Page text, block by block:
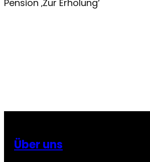
Pension ‚Zur Erholung‘
Über uns